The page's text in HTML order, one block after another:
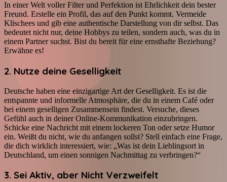
In einer Welt voller Filter und Perfektion ist Ehrlichkeit dein bester
Freund. Erstelle ein Profil, das auf den Punkt kommt. Vermeide
Klischees und gib eine authentische Darstellung von dir selbst. Das
bedeutet nicht nur, deine Hobbys zu teilen, sondern auch, was du in
einem Partner suchst. Bist du bereit für eine ernsthafte Beziehung?
Erwähne es!
2. Nutze deine Geselligkeit
Deutsche haben eine einzigartige Art der Geselligkeit. Es ist die
entspannte und informelle Atmosphäre, die du in einem Café oder
bei einem geselligen Zusammensein findest. Versuche, dieses
Gefühl auch in deiner Online-Kommunikation einzubringen.
Schicke eine Nachricht mit einem lockeren Ton oder setze Humor
ein. Weißt du nicht, wie du anfangen sollst? Stell einfach eine Frage,
die dich wirklich interessiert, wie: „Was ist dein Lieblingsort in
Deutschland, um einen sonnigen Nachmittag zu verbringen?“
3. Sei Aktiv, aber Nicht Verzweifelt